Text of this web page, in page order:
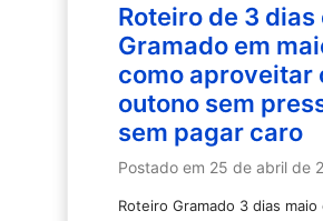
Roteiro de 3 dias
Gramado em
como aproveitar
outono sem
sem pagar caro
Postado em 25 de abril de
Roteiro Gramado 3 dias maio